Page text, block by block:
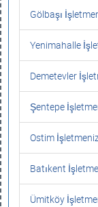
Gölbaşı
Yenimahalle
Demetevler
Şentepe
Ostim
Batıkent
Ümitköy